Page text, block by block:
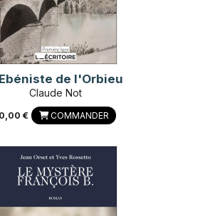
de l'Orbieu
Claude Not
€ COMMANDER